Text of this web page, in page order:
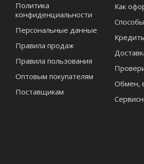
Политика
конфиденциальности
Персональные данные
Правила продаж
Правила пользования
Оптовым покупателям
Поставщикам
Как
Обмен,